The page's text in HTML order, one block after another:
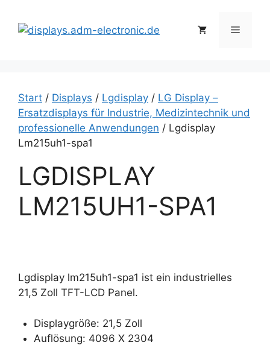
Inhalt
springen
Menü
Start / Displays / Lgdisplay / LG Display –
Ersatzdisplays für Industrie, Medizintechnik und
professionelle Anwendungen / Lgdisplay
Lm215uh1-spa1
LGDISPLAY
LM215UH1-SPA1
Lgdisplay lm215uh1-spa1 ist ein industrielles
21,5 Zoll TFT-LCD Panel.
Displaygröße: 21,5 Zoll
Auflösung: 4096 X 2304